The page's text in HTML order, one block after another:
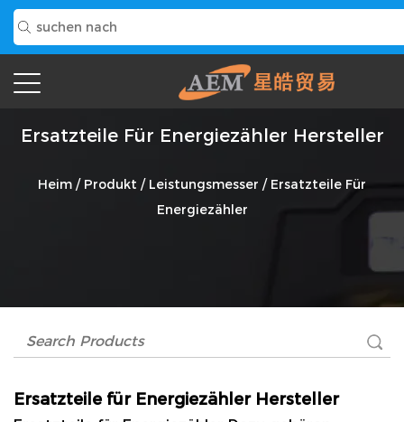
Ersatzteile Für Energiezähler Hersteller
Heim / Produkt / Leistungsmesser / Ersatzteile Für
Energiezähler
Ersatzteile für Energiezähler Hersteller